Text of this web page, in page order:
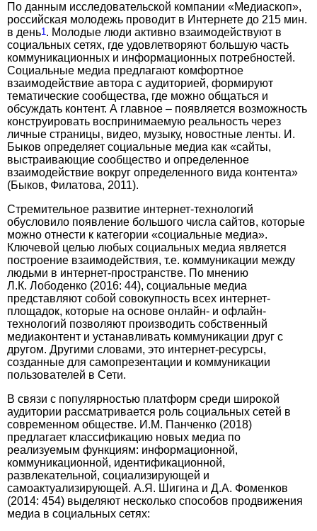
По данным исследовательской компании «Медиаскоп»,
российская молодежь проводит в Интернете до 215 мин.
в день1. Молодые люди активно взаимодействуют в
социальных сетях, где удовлетворяют большую часть
коммуникационных и информационных потребностей.
Социальные медиа предлагают комфортное
взаимодействие автора с аудиторией, формируют
тематические сообщества, где можно общаться и
обсуждать контент. А главное – появляется возможность
конструировать воспринимаемую реальность через
личные страницы, видео, музыку, новостные ленты. И.
Быков определяет социальные медиа как «сайты,
выстраивающие сообщество и определенное
взаимодействие вокруг определенного вида контента»
(Быков, Филатова, 2011).
Стремительное развитие интернет-технологий
обусловило появление большого числа сайтов, которые
можно отнести к категории «социальные медиа».
Ключевой целью любых социальных медиа является
построение взаимодействия, т.е. коммуникации между
людьми в интернет-пространстве. По мнению
Л.К. Лободенко (2016: 44), социальные медиа
представляют собой совокупность всех интернет-
площадок, которые на основе онлайн- и офлайн-
технологий позволяют производить собственный
медиаконтент и устанавливать коммуникации друг с
другом. Другими словами, это интернет-ресурсы,
созданные для самопрезентации и коммуникации
пользователей в Сети.
В связи с популярностью платформ среди широкой
аудитории рассматривается роль социальных сетей в
современном обществе. И.М. Панченко (2018)
предлагает классификацию новых медиа по
реализуемым функциям: информационной,
коммуникационной, идентификационной,
развлекательной, социализирующей и
самоактуализирующей. А.Я. Шигина и Д.А. Фоменков
(2014: 454) выделяют несколько способов продвижения
медиа в социальных сетях: